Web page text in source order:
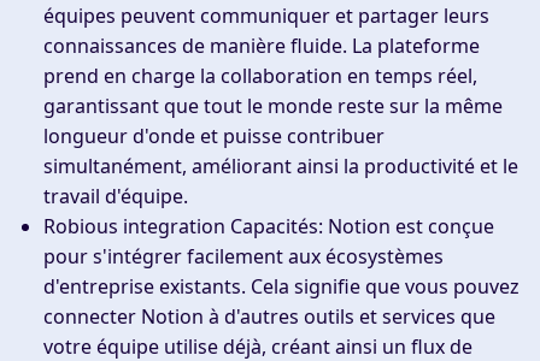
équipes peuvent communiquer et partager leurs
connaissances de manière fluide. La plateforme
prend en charge la collaboration en temps réel,
garantissant que tout le monde reste sur la même
longueur d'onde et puisse contribuer
simultanément, améliorant ainsi la productivité et le
travail d'équipe.
Robious integration Capacités: Notion est conçue
pour s'intégrer facilement aux écosystèmes
d'entreprise existants. Cela signifie que vous pouvez
connecter Notion à d'autres outils et services que
votre équipe utilise déjà, créant ainsi un flux de